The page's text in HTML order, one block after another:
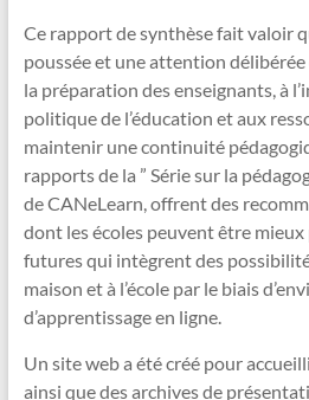
Ce rapport de synthèse fait valoir
poussée et une attention
la préparation des enseignants, à
politique de l’éducation et aux
maintenir une continuité
rapports de la ” Série sur la
de CANeLearn, offrent des
dont les écoles peuvent être mieux
futures qui intègrent des
maison et à l’école par le biais
d’apprentissage en ligne.
Un site web a été créé pour
ainsi que des archives de